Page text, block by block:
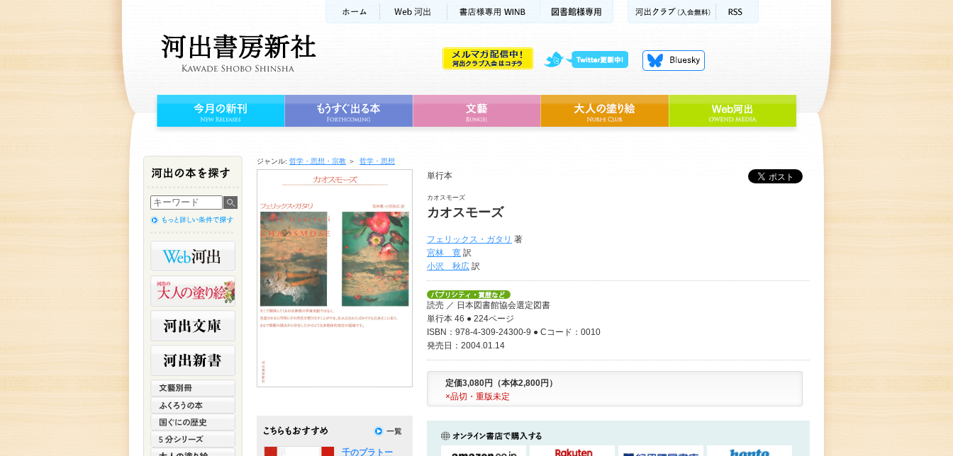
ジャンル: 哲学・思想・宗教 ＞ 哲学・思想
単行本
カオスモーズ
カオスモーズ
フェリックス・ガタリ 著
宮林 寛 訳
小沢 秋広 訳
読売 ／ 日本図書館協会選定図書
単行本 46 ● 224ページ
ISBN：978-4-309-24300-9 ● Cコード：0010
発売日：2004.01.14
定価3,080円（本体2,800円）
×品切・重版未定
千のプラトー